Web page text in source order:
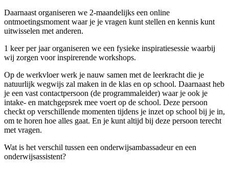
Daarnaast organiseren we 2-maandelijks een online
ontmoetingsmoment waar je je vragen kunt stellen en kennis kunt
uitwisselen met anderen.
1 keer per jaar organiseren we een fysieke inspiratiesessie waarbij
wij zorgen voor inspirerende workshops.
Op de werkvloer werk je nauw samen met de leerkracht die je
natuurlijk wegwijs zal maken in de klas en op school. Daarnaast heb
je een vast contactpersoon (de programmaleider) waar je ook je
intake- en matchgepsrek mee voert op de school. Deze persoon
checkt op verschillende momenten tijdens je inzet op school bij je in,
om te horen hoe alles gaat. En je kunt altijd bij deze persoon terecht
met vragen.
Wat is het verschil tussen een onderwijsambassadeur en een
onderwijsassistent?